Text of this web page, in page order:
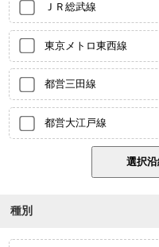
ＪＲ総武線
東京メトロ東西線
都営三田線
都営大江戸線
種別